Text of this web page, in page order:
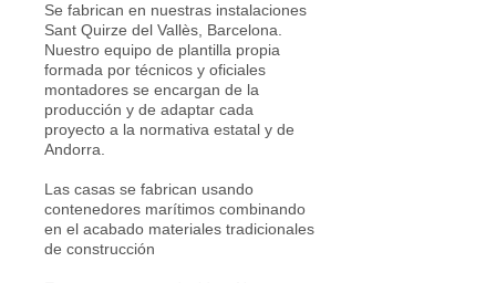
Se fabrican en nuestras instalaciones
Sant Quirze del Vallès, Barcelona.
Nuestro equipo de plantilla propia
formada por técnicos y oficiales
montadores se encargan de la
producción y de adaptar cada
proyecto a la normativa estatal y de
Andorra.
Las casas se fabrican usando
contenedores marítimos combinando
en el acabado materiales tradicionales
de construcción